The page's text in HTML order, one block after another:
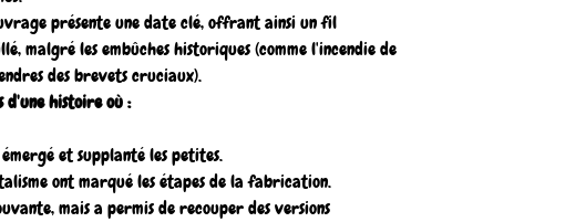
présente une date clé, offrant ainsi un fil
malgré les embûches historiques (comme l'incendie de
des brevets cruciaux).
d'une histoire où :
et supplanté les petites.
ont marqué les étapes de la fabrication.
mais a permis de recouper des versions